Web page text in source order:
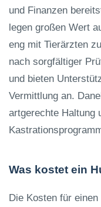
und Finanzen
legen großen Wert
eng mit Tierärzten
nach sorgfältiger
und bieten
Vermittlung an.
artgerechte Haltung
Was kostet ein
Die Kosten für